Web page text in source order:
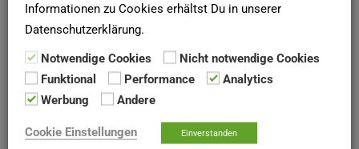
SCHUFA-AUSKUNFT
Hier deineSCHUFA-Bonitätsauskunftfür Vermieter online
bei derSCHUFA anfordern!
Newsletter
Informationen zu Cookies erhältst Du in unserer
Datenschutzerklärung.
Notwendige Cookies
Nicht notwendige Cookies
Funktional
Performance
Analytics
Werbung
Andere
Cookie Einstellungen Einverstanden